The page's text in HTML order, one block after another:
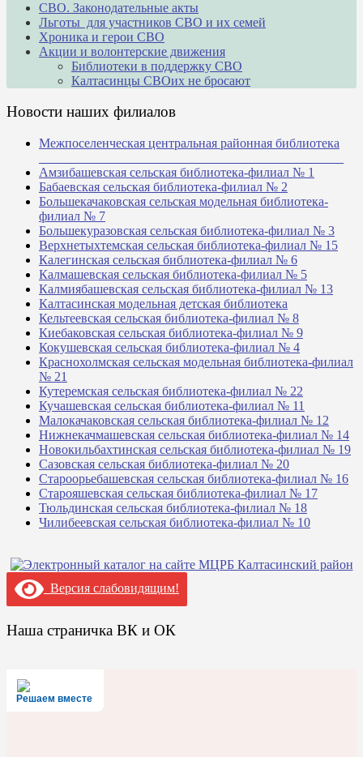
СВО. Законодательные акты
Льготы для участников СВО и их семей
Хроника и герои СВО
Акции и волонтерские движения
Библиотеки в поддержку СВО
Калтасинцы СВОих не бросают
Новости наших филиалов
Межпоселенческая центральная районная библиотека
Амзибашевская сельская библиотека-филиал № 1
Бабаевская сельская библиотека-филиал № 2
Большекачаковская сельская модельная библиотека-
филиал № 7
Большекуразовская сельская библиотека-филиал № 3
Верхнетыхтемская сельская библиотека-филиал № 15
Калегинская сельская библиотека-филиал № 6
Калмашевская сельская библиотека-филиал № 5
Калмиябашевская сельская библиотека-филиал № 13
Калтасинская модельная детская библиотека
Кельтеевская сельская библиотека-филиал № 8
Киебаковская сельская библиотека-филиал № 9
Кокушевская сельская библиотека-филиал № 4
Краснохолмская сельская модельная библиотека-филиал
№ 21
Кутеремская сельская библиотека-филиал № 22
Кучашевская сельская библиотека-филиал № 11
Малокачаковская сельская библиотека-филиал № 12
Нижнекачмашевская сельская библиотека-филиал № 14
Новокильбахтинская сельская библиотека-филиал № 19
Сазовская сельская библиотека-филиал № 20
Староорьебашевская сельская библиотека-филиал № 16
Старояшевская сельская библиотека-филиал № 17
Тюльдинская сельская библиотека-филиал № 18
Чилибеевская сельская библиотека-филиал № 10
Версия слабовидящим!
Наша страничка ВК и ОК
Решаем вместе